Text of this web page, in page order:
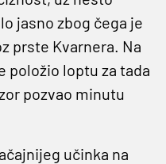
jasno zbog čega je
prste Kvarnera. Na
položio loptu za tada
pozvao minutu
učinka na